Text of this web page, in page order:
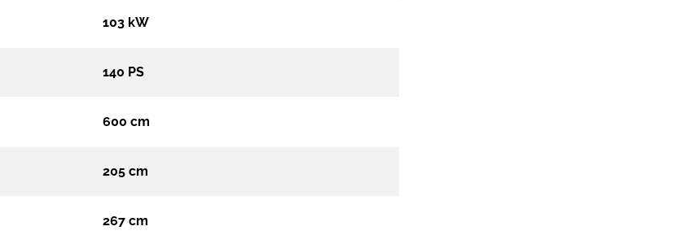
103 kW
140 PS
600 cm
205 cm
267 cm